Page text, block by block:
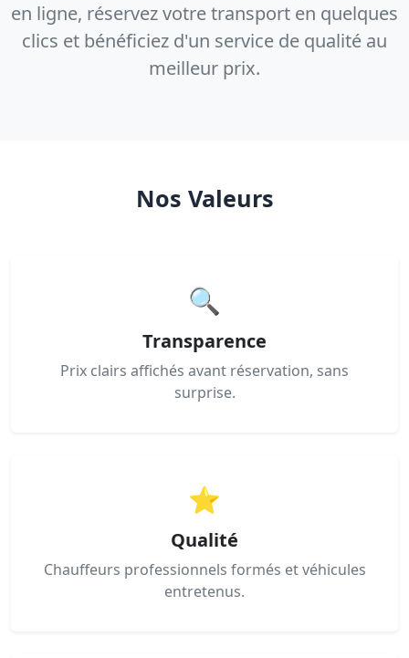
en ligne, réservez votre transport en quelques
clics et bénéficiez d'un service de qualité au
meilleur prix.
Nos Valeurs
🔍
Transparence
Prix clairs affichés avant réservation, sans
surprise.
⭐
Qualité
Chauffeurs professionnels formés et véhicules
entretenus.